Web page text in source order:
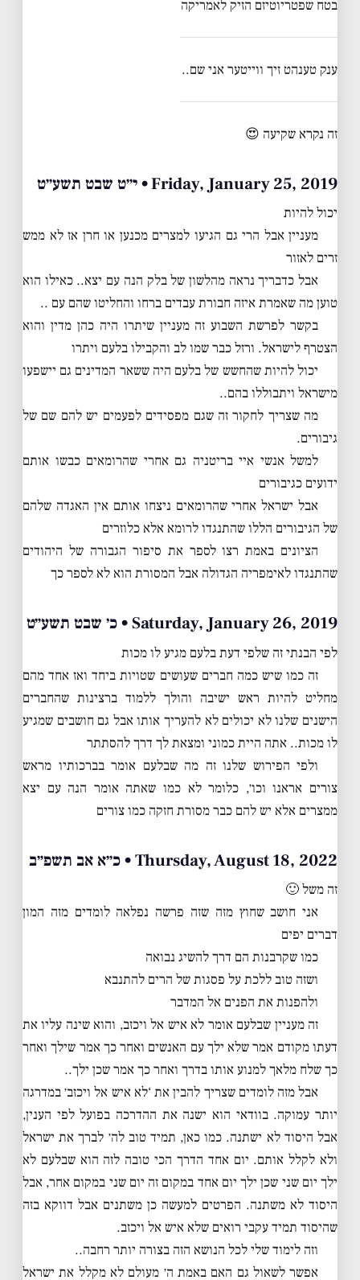
בטח שפטריוטיזם הזיק לאמריקה
ענק טענהט זיך ווייטער אני שם..
זה נקרא שקיעה 😍
Friday, January 25, 2019 • י״ט שבט תשע״ט
יכול להיות
מעניין אבל הרי גם הגיעו למצרים מכנען או חרן אז לא ממש
זרים לאזור
אבל כדבריך נראה מהלשון של בלק הנה עם יצא.. כאילו הוא
טוען מה שאמרת איזה חבורת עבדים ברחו והחליטו שהם עם ..
בקשר לפרשת השבוע זה מעניין שיתרו היה כהן מדין והוא
הצטרף לישראל. ורזל כבר שמו לב והקבילו בלעם ויתרו
יכול להיות שהחשש של בלעם היה ששאר המדינים גם יישפעו
מישראל ויתבוללו בהם..
מה שצריך לחקור זה שגם מפסידים לפעמים יש להם שם של
גיבורים.
למשל אנשי איי בריטניה גם אחרי שהרומאים כבשו אותם
ידועים כגיבורים
אבל ישראל אחרי שהרומאים ניצחו אותם אין האגדה שלהם
של הגיבורים הללו שהתנגדו לרומא אלא כלוזרים
הציונים באמת רצו לספר את סיפור הגבורה של היהודים
שהתנגדו לאימפריה הגדולה אבל המסורת הוא לא לספר כך
Saturday, January 26, 2019 • כ׳ שבט תשע״ט
לפי הבנתי זה שלפי דעת בלעם מגיע לו מכות
זה כמו שיש כמה חברים שעושים שטויות ביחד ואז אחד מהם
מחליט להיות ראש ישיבה והולך ללמוד ברצינות שהחברים
הישנים שלנו לא יכולים לא להעריך אותו אבל גם חושבים שמגיע
לו מכות.. אתה היית כמוני ומצאת לך דרך להסתתר
ולפי הפירוש שלנו זה מה שבלעם אומר בברכותיו מראש
צורים אראנו וכו׳, כלומר לא כמו שאתה אומר הנה עם יצא
ממצרים אלא יש להם כבר מסורת חזקה כמו צורים
Thursday, August 18, 2022 • כ״א אב תשפ״ב
זה משל 🙂
אני חושב שחוץ מזה שזה פרשה נפלאה לומדים מזה המון
דברים יפים
כמו שקרבנות הם דרך להשיג נבואה
ושזה טוב ללכת על פסגות של הרים להתנבא
ולהפנות את הפנים אל המדבר
זה מעניין שבלעם אומר לא איש אל ויכזב, והוא שינה עליו את
דעתו מקודם אמר שלא ילך עם האנשים ואחר כך אמר שילך ואחר
כך שלח מלאך למנוע אותו בדרך ואחר כך אמר שכן ילך..
אבל מזה לומדים שצריך להבין את ‘לא איש אל ויכזב׳ במדרגה
יותר עמוקה. בוודאי הוא ישנה את ההדרכה בפועל לפי הענין,
אבל היסוד לא ישתנה. כמו כאן, תמיד טוב לה׳ לברך את ישראל
ולא לקלל אותם. יום אחד הדרך הכי טובה לזה הוא שבלעם לא
ילך יום שני שכן ילך יום אחד במקום זה יום שני במקום אחר, אבל
היסוד לא משתנה. הפרטים למעשה כן משתנים אבל דווקא בזה
שהיסוד תמיד עקבי רואים שלא איש אל ויכזב.
וזה לימוד שלי לכל הנושא הזה בצורה יותר רחבה..
אפשר לשאול גם האם באמת ה׳ מעולם לא מקלל את ישראל